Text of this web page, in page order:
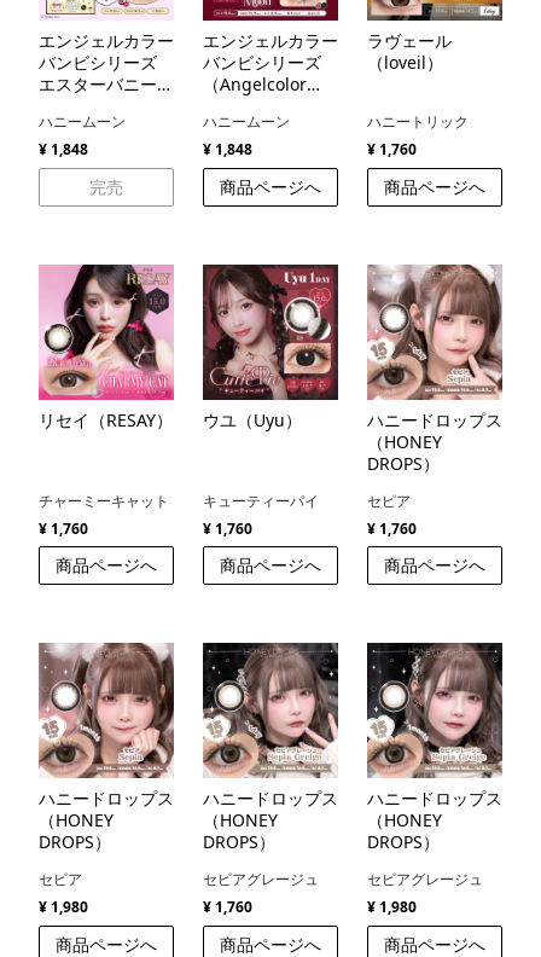
エンジェルカラー
バンビシリーズ
エスターバニー
（Angelcolor
Bambi Series
Esther Bunny
package）
ハニームーン
¥ 1,848
完売
エンジェルカラー
バンビシリーズ
（Angelcolor
ハニームーン
¥ 1,848
商品ページへ
ラヴェール
（loveil）
ハニートリック
¥ 1,760
商品ページへ
リセイ（RESAY）
チャーミーキャット
¥ 1,760
商品ページへ
ウユ（Uyu）
キューティーパイ
¥ 1,760
商品ページへ
ハニードロップス
（HONEY
DROPS）
セピア
¥ 1,760
商品ページへ
ハニードロップス
（HONEY
DROPS）
セピア
¥ 1,980
商品ページへ
ハニードロップス
（HONEY
DROPS）
セピアグレージュ
¥ 1,760
商品ページへ
ハニードロップス
（HONEY
DROPS）
セピアグレージュ
¥ 1,980
商品ページへ